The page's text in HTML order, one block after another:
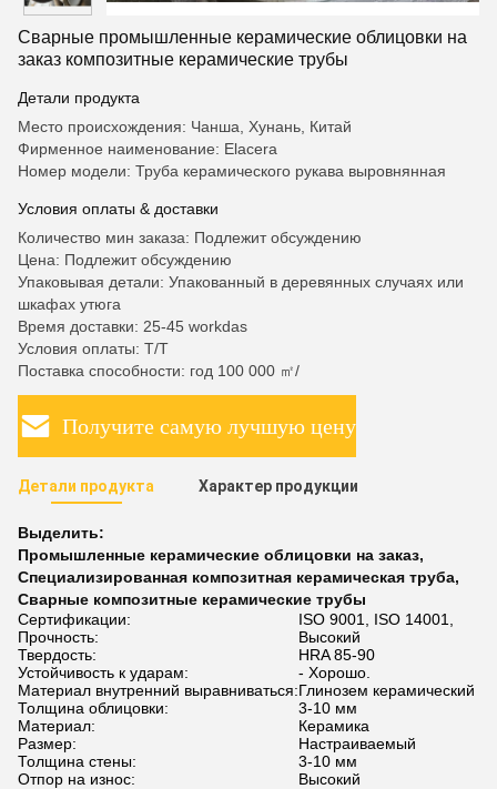
Сварные промышленные керамические облицовки на
заказ композитные керамические трубы
Детали продукта
Место происхождения: Чанша, Хунань, Китай
Фирменное наименование: Elacera
Номер модели: Труба керамического рукава выровнянная
Условия оплаты & доставки
Количество мин заказа: Подлежит обсуждению
Цена: Подлежит обсуждению
Упаковывая детали: Упакованный в деревянных случаях или
шкафах утюга
Время доставки: 25-45 workdas
Условия оплаты: T/T
Поставка способности: год 100 000 ㎡/
Получите самую лучшую цену
Детали продукта Характер продукции
Выделить:
Промышленные керамические облицовки на заказ,
Специализированная композитная керамическая труба,
Сварные композитные керамические трубы
Сертификации:
ISO 9001, ISO 14001,
Прочность:
Высокий
Твердость:
HRA 85-90
Устойчивость к ударам:
- Хорошо.
Материал внутренний выравниваться:Глинозем керамический
Толщина облицовки:
3-10 мм
Материал:
Керамика
Размер:
Настраиваемый
Толщина стены:
3-10 мм
Отпор на износ:
Высокий